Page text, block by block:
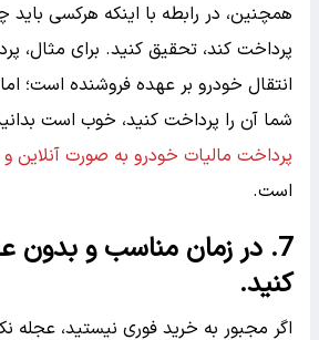
همچنین، در رابطه با اینکه هرکسی باید
پرداخت کند، تحقیق کنید. برای مثال،
انتقال خودرو بر عهده فروشنده است؛ اما
شما آن را پرداخت کنید، خوب است
پرداخت مالیات خودرو به صورت آنلاین
است.
7. در زمان مناسب و بدون
کنید.
اگر مجبور به خرید فوری نیستید، عجله